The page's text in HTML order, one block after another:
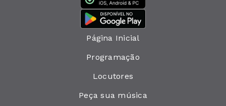
Página Inicial
Programação
Locutores
Peça sua música